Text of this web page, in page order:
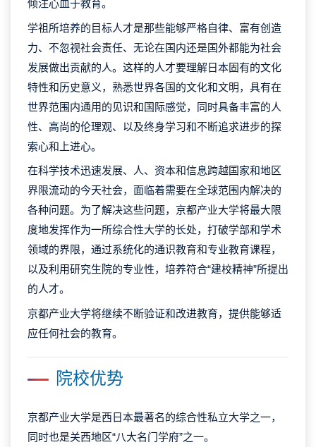
倾注心血于教育。
学祖所培养的目标人才是那些能够严格自律、富有创造
力、不忽视社会责任、无论在国内还是国外都能为社会
发展做出贡献的人。这样的人才要理解日本固有的文化
特性和历史意义，熟悉世界各国的文化和文明，具有在
世界范围内通用的见识和国际感觉，同时具备丰富的人
性、高尚的伦理观、以及终身学习和不断追求进步的探
索心和上进心。
在科学技术迅速发展、人、资本和信息跨越国家和地区
界限流动的今天社会，面临着需要在全球范围内解决的
各种问题。为了解决这些问题，京都产业大学将最大限
度地发挥作为一所综合性大学的长处，打破学部和学术
领域的界限，通过系统化的通识教育和专业教育课程，
以及利用研究生院的专业性，培养符合“建校精神”所提出
的人才。
京都产业大学将继续不断验证和改进教育，提供能够适
应任何社会的教育。
院校优势
京都产业大学是西日本最著名的综合性私立大学之一，
同时也是关西地区“八大名门学府”之一。